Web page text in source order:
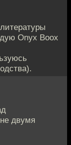
Onyx Boox
двумя